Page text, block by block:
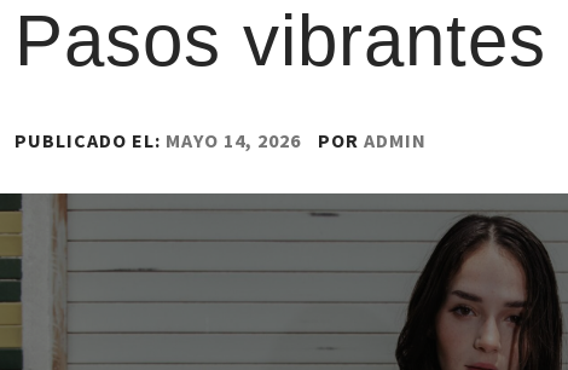
Pasos
PUBLICADO EL: MAYO 14, 2026 POR ADMIN